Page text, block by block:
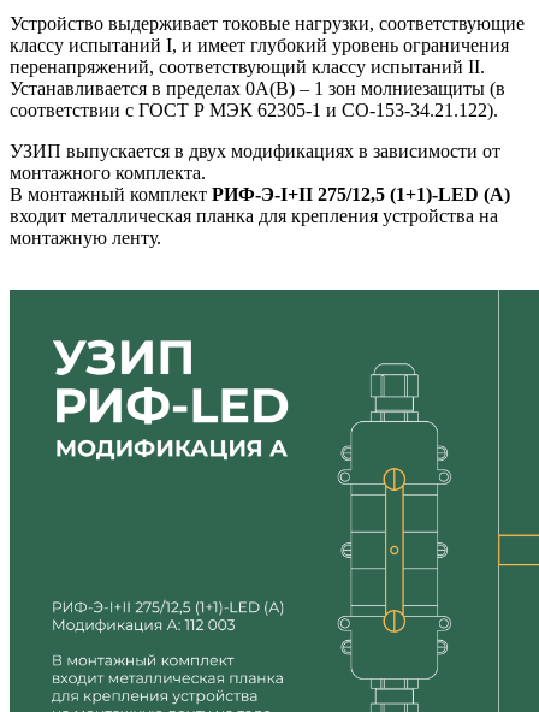
Устройство выдерживает токовые нагрузки, соответствующие
классу испытаний I, и имеет глубокий уровень ограничения
перенапряжений, соответствующий классу испытаний II.
Устанавливается в пределах 0А(В) – 1 зон молниезащиты (в
соответствии с ГОСТ Р МЭК 62305-1 и СО-153-34.21.122).
УЗИП выпускается в двух модификациях в зависимости от
монтажного комплекта.
В монтажный комплект РИФ-Э-I+II 275/12,5 (1+1)-LED (А)
входит металлическая планка для крепления устройства на
монтажную ленту.